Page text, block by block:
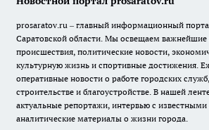
prosaratov.ru – главный информационный
Саратовской области. Мы освещаем важнейшие
происшествия, политические новости,
культурную жизнь и спортивные достижения.
оперативные новости о работе городских
строительстве и благоустройстве. В нашей
актуальные репортажи, интервью с
аналитические материалы о жизни города.